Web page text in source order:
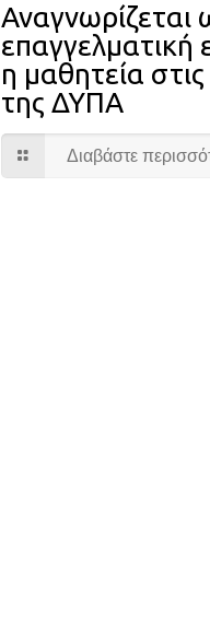
Αναγνωρίζεται
επαγγελματική
η μαθητεία
της ΔΥΠΑ
Διαβάστε